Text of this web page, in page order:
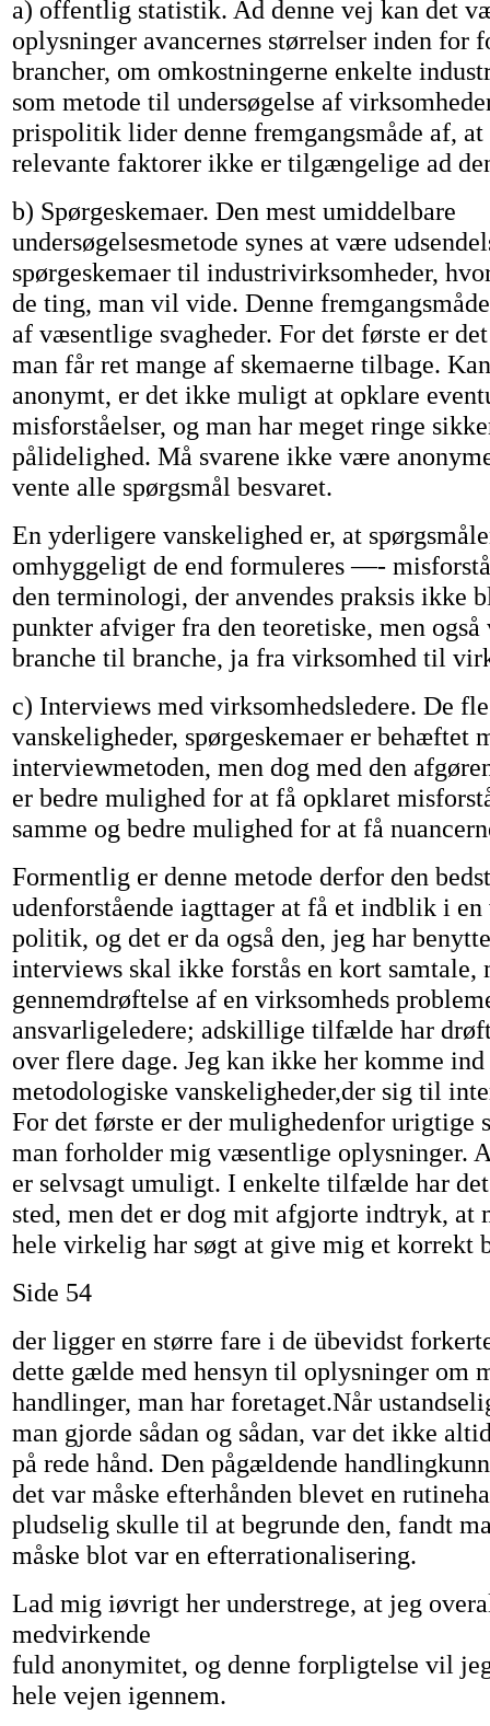
a) offentlig statistik. Ad denne vej kan det
oplysninger avancernes størrelser inden for
brancher, om omkostningerne enkelte
som metode til undersøgelse af
prispolitik lider denne fremgangsmåde af, at
relevante faktorer ikke er tilgængelige ad
b) Spørgeskemaer. Den mest umiddelbare
undersøgelsesmetode synes at være
spørgeskemaer til industrivirksomheder,
de ting, man vil vide. Denne
af væsentlige svagheder. For det første er
man får ret mange af skemaerne tilbage.
anonymt, er det ikke muligt at opklare
misforståelser, og man har meget ringe
pålidelighed. Må svarene ikke være
vente alle spørgsmål besvaret.
En yderligere vanskelighed er, at
omhyggeligt de end formuleres —-
den terminologi, der anvendes praksis ikke
punkter afviger fra den teoretiske, men
branche til branche, ja fra virksomhed til
c) Interviews med virksomhedsledere. De
vanskeligheder, spørgeskemaer er behæftet
interviewmetoden, men dog med den
er bedre mulighed for at få opklaret
samme og bedre mulighed for at få
Formentlig er denne metode derfor den
udenforstående iagttager at få et indblik i en
politik, og det er da også den, jeg har
interviews skal ikke forstås en kort samtale,
gennemdrøftelse af en virksomheds
ansvarligeledere; adskillige tilfælde har
over flere dage. Jeg kan ikke her komme
metodologiske vanskeligheder,der sig til
For det første er der mulighedenfor urigtige
man forholder mig væsentlige oplysninger.
er selvsagt umuligt. I enkelte tilfælde har
sted, men det er dog mit afgjorte indtryk, at
hele virkelig har søgt at give mig et korrekt
Side 54
der ligger en større fare i de übevidst
dette gælde med hensyn til oplysninger om
handlinger, man har foretaget.Når
man gjorde sådan og sådan, var det ikke
på rede hånd. Den pågældende
det var måske efterhånden blevet en
pludselig skulle til at begrunde den, fandt
måske blot var en efterrationalisering.
Lad mig iøvrigt her understrege, at jeg
medvirkende
fuld anonymitet, og denne forpligtelse vil
hele vejen igennem.